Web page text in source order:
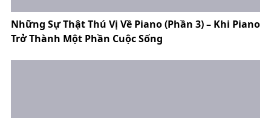
Những Sự Thật Thú Vị Về Piano (Phần 3) – Khi Piano
Trở Thành Một Phần Cuộc Sống